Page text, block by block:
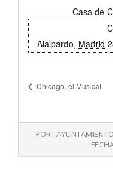
Casa de
Alalpardo, Madrid
Chicago, el Musical
14
POR: